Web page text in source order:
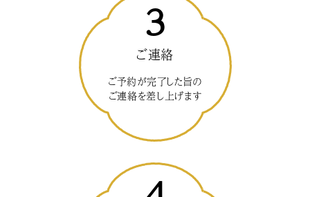
3
ご連絡
ご予約が完了した旨の
ご連絡を差し上げます